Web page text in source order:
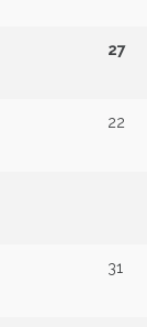
27
22
31